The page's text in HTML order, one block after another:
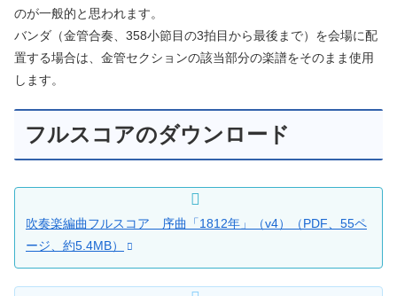
のが一般的と思われます。
バンダ（金管合奏、358小節目の3拍目から最後まで）を会場に配
置する場合は、金管セクションの該当部分の楽譜をそのまま使用
します。
フルスコアのダウンロード
吹奏楽編曲フルスコア 序曲「1812年」（v4）（PDF、55ペ
ージ、約5.4MB）